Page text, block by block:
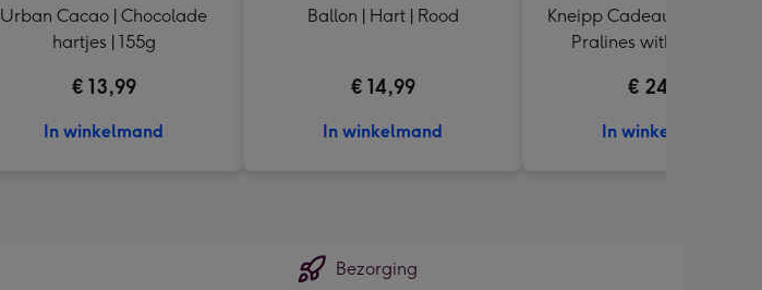
Urban Cacao | Chocolade
hartjes | 155g
€ 13,99
In winkelmand
Ballon | Hart | Rood
€ 14,99
In winkelmand
Kneipp Cadeaupakket |
Pralines with love 165g
€ 24,49
In winkelmand
Bezorging